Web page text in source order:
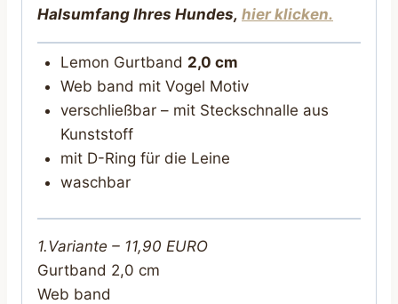
Halsumfang Ihres Hundes, hier klicken.
Lemon Gurtband 2,0 cm
Web band mit Vogel Motiv
verschließbar – mit Steckschnalle aus
Kunststoff
mit D-Ring für die Leine
waschbar
1.Variante – 11,90 EURO
Gurtband 2,0 cm
Web band